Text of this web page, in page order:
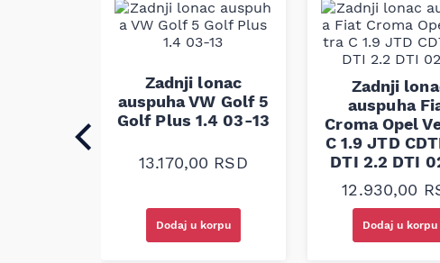
Napomena: kompatibilnost proizvoda obavezno
(VIN).
Zadnji lonac
auspuha VW Golf 5
Golf Plus 1.4 03-13
13.170,00 RSD
Dodaj u korpu
Zadnji
auspuha
Croma Opel
C 1.9 JTD
DTI 2.2 DTI
12.930,00
Dodaj u korpu